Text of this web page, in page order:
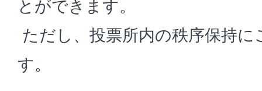
とができます。
ただし、投票所内の秩序保持
す。